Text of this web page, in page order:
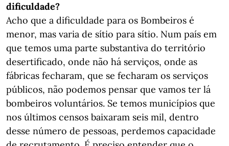
dificuldade?
Acho que a dificuldade para os Bombeiros é
menor, mas varia de sítio para sítio. Num país em
que temos uma parte substantiva do território
desertificado, onde não há serviços, onde as
fábricas fecharam, que se fecharam os serviços
públicos, não podemos pensar que vamos ter lá
bombeiros voluntários. Se temos municípios que
nos últimos censos baixaram seis mil, dentro
desse número de pessoas, perdemos capacidade